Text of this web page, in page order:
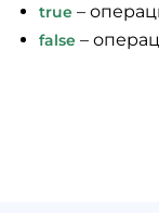
true –
false –